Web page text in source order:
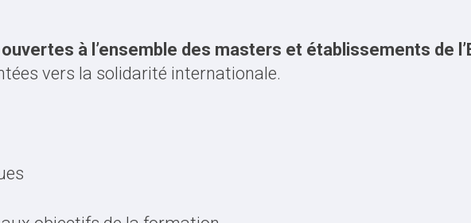
ouvertes à l’ensemble des masters et établissements de
vers la solidarité internationale.